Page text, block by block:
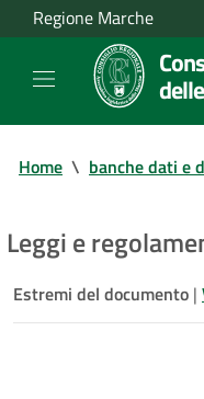
Regione Marche
Home \ banche dati e
Leggi e
Estremi del documento |